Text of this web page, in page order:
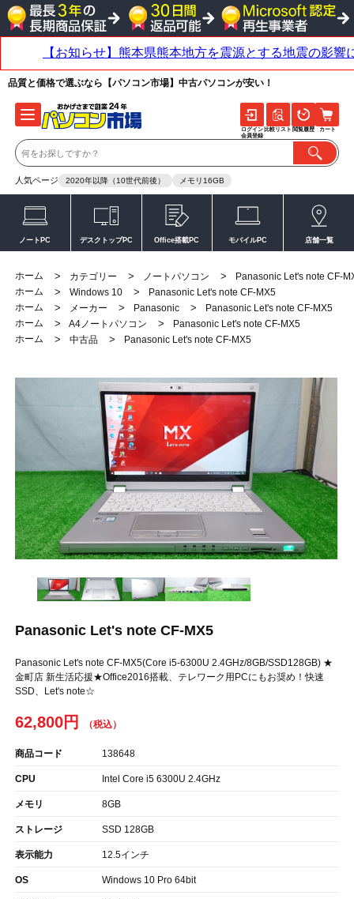
品質と価格で選ぶなら【パソコン市場】中古パソコンが安い！
人気ページ 2020年以降（10世代前後） メモリ16GB
ログイン
会員登録
比較リスト 閲覧履歴 カート
ノートPC デスクトップPC Office搭載PC モバイルPC 店舗一覧
ホーム > カテゴリー > ノートパソコン >
Panasonic Let's note CF-
ホーム
> Windows 10 >
Panasonic Let's note CF-MX5
ホーム
> メーカー > Panasonic >
Panasonic Let's note CF-MX5
ホーム
> A4ノートパソコン >
Panasonic Let's note CF-MX5
ホーム
> 中古品 > Panasonic Let's note CF-MX5
Panasonic Let's note CF-MX5
Panasonic Let's note CF-MX5(Core i5-6300U 2.4GHz/8GB/SSD128GB) ★
金町店 新生活応援★Office2016搭載、テレワーク用PCにもお奨め！快速
SSD、Let's note☆
62,800円
商品コード 138648
CPU Intel Core i5 6300U 2.4GHz
メモリ 8GB
ストレージ SSD 128GB
表示能力 12.5インチ
OS Windows 10 Pro 64bit